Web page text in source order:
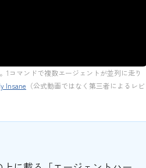
1コマンドで複数エージェントが並列に走り
Insane （公式動画ではなく第三者によるレビ